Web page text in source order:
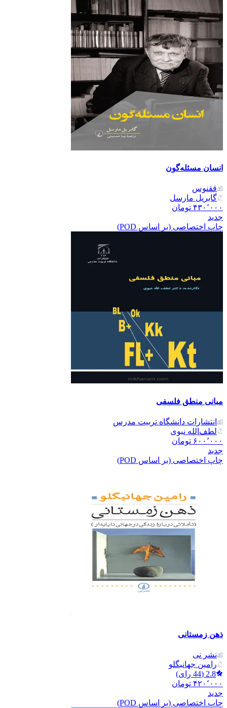
انسان مسئله‌گون
ققنوس
گابریل مارسل
۴۳۰٬۰۰۰ تومان
جدید
چاپ اختصاصی (بر اساس POD)
مبانی منطق فلسفی
انتشارات دانشگاه تربیت مدرس
لطف‌الله نبوی
۶۰۰٬۰۰۰ تومان
جدید
چاپ اختصاصی (بر اساس POD)
ذهن زمستانی
نشر نی
رامین جهانبگلو
2.8
(
44 رای)
۴۲۰٬۰۰۰ تومان
جدید
چاپ اختصاصی (بر اساس POD)